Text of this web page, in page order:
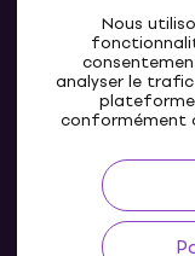
Nous
analyser le
conformément